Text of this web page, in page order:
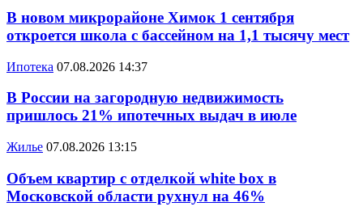
В новом микрорайоне Химок 1 сентября
откроется школа с бассейном на 1,1 тысячу мест
Ипотека 07.08.2026 14:37
В России на загородную недвижимость
пришлось 21% ипотечных выдач в июле
Жилье 07.08.2026 13:15
Объем квартир с отделкой white box в
Московской области рухнул на 46%